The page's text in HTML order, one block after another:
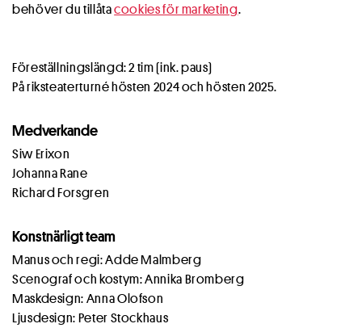
behöver du tillåtacookies för marketing.
Föreställningslängd: 2 tim (ink. paus)
På riksteaterturné hösten 2024 och hösten 2025.
Medverkande
Siw Erixon
Johanna Rane
Richard Forsgren
Konstnärligt team
Manus och regi: Adde Malmberg
Scenograf och kostym: Annika Bromberg
Maskdesign: Anna Olofson
Ljusdesign: Peter Stockhaus